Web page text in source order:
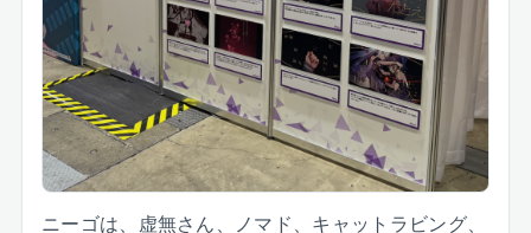
ニーゴは、虚無さん、ノマド、キャットラビング、